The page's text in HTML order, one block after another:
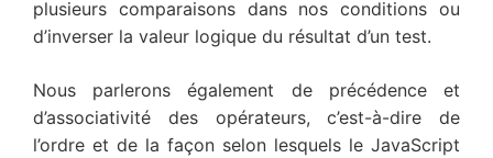
plusieurs comparaisons dans nos conditions ou
d’inverser la valeur logique du résultat d’un test.
Nous parlerons également de précédence et
d’associativité des opérateurs, c’est-à-dire de
l’ordre et de la façon selon lesquels le JavaScript